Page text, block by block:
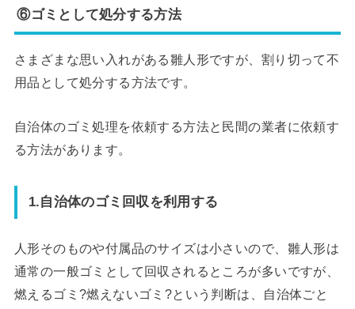
⑥ゴミとして処分する方法
さまざまな思い入れがある雛人形ですが、割り切って不
用品として処分する方法です。
自治体のゴミ処理を依頼する方法と民間の業者に依頼す
る方法があります。
1.自治体のゴミ回収を利用する
人形そのものや付属品のサイズは小さいので、雛人形は
通常の一般ゴミとして回収されるところが多いですが、
燃えるゴミ?燃えないゴミ?という判断は、自治体ごと